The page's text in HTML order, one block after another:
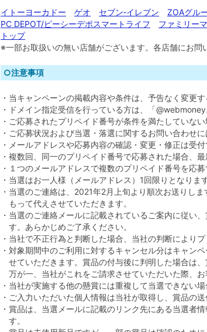
イトーヨーカドー ゲオ セブン‐イレブン ZOAグル
PC DEPOT/ピーシーデポスマートライフ
ファミリー
トップ
※一部お取扱いの無い店舗がございます。各店舗にお問
○注意事項
・当キャンペーンの掲載内容や条件は、予告なく変更
・ドメイン指定受信を行っている方は、「
・ご応募されたプリペイド番号が条件を満たしていな
・ご応募状況および当選・落選に関するお問い合わせに
・メールアドレスや応募内容の確認・変更・修正は受付
・複数回、同一のプリペイド番号で応募された場合、
・１つのメールアドレスで複数のプリペイド番号を応募
・当選はお一人様（メールアドレス）1回限りとなります
・当選のご連絡は、2021年2月上旬より順次お送りし
もって代えさせていただきます。
・当選のご連絡メールに記載されているご案内に従い
す。あらかじめご了承ください。
・当社で不正行為と判断した場合、当社の判断により
・対象期間中のご利用に対するキャンセル分はキャン
せていただきます。賞品の付与後に判明した場合は
万が一、当社がこれをご請求させていただいた際、
・当社が実施する他の懸賞には重複して当選できない場
・ご入力いただいた個人情報は当社が取得し、賞品の
・賞品は、当選メールに記載のリンク先にある当選者
す。